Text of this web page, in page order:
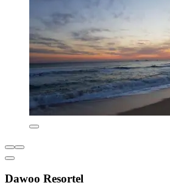
Dawoo Resortel